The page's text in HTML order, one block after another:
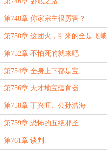
第748章 你家宗主很厉害？
第750章 这团火，引来的全是飞蛾
第752章 不怕死的就来吧
第754章 全身上下都是宝
第756章 天才地宝蕴育器
第758章 丁兴旺、公孙浩海
第759章 恐怖的五绝邪圣
第761章 谈判